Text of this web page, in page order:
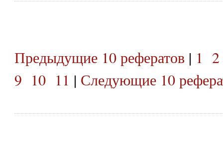
Предыдущие 10 рефератов | 1
2
9 10 11 | Следующие 10